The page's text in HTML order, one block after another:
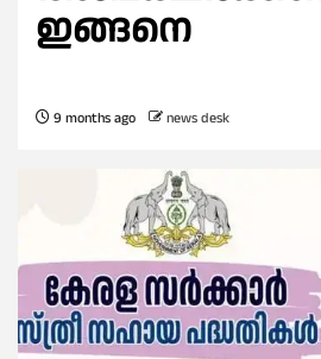
ഇങ്ങനെ
9 months ago news desk